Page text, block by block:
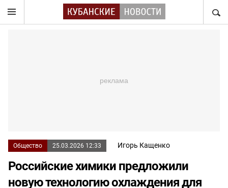
Общество 25.03.2026 12:33 Игорь Кащенко
Российские химики предложили
новую технологию охлаждения для